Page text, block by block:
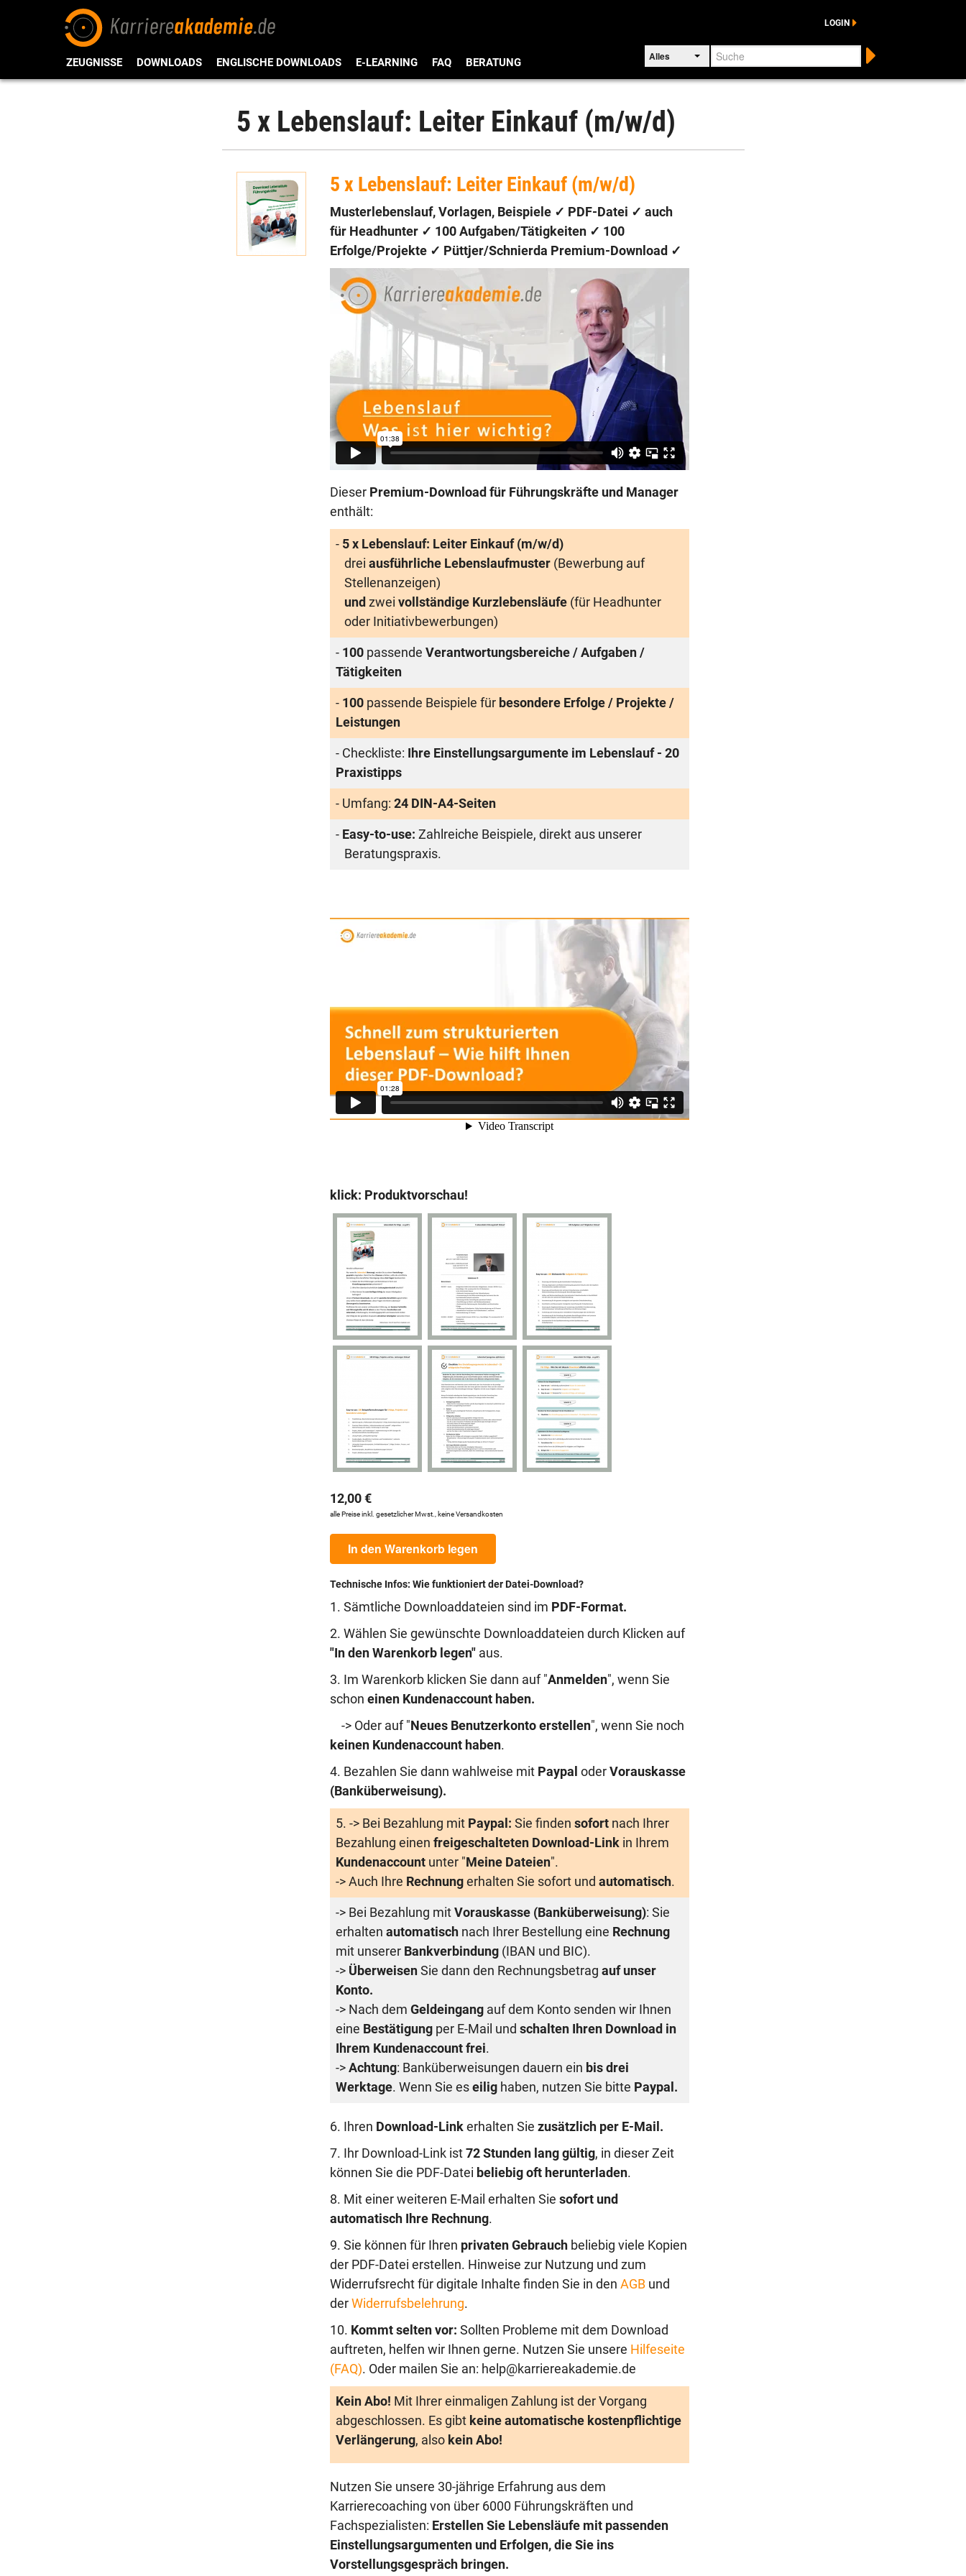
ZEUGNISSE DOWNLOADS ENGLISCHE DOWNLOADS E-LEARNING FAQ BERATUNG
LOGIN
Alles Suche
5 x Lebenslauf: Leiter Einkauf (m/w/d)
5 x Lebenslauf: Leiter Einkauf (m/w/d)
Musterlebenslauf, Vorlagen, Beispiele ✓ PDF-Datei ✓ auch
für Headhunter ✓ 100 Aufgaben/Tätigkeiten ✓ 100
Erfolge/Projekte ✓ Püttjer/Schnierda Premium-Download ✓
Dieser Premium-Download für Führungskräfte und Manager
enthält:
- 5 x Lebenslauf: Leiter Einkauf (m/w/d)
drei ausführliche Lebenslaufmuster(Bewerbung auf
Stellenanzeigen)
und zwei vollständige Kurzlebensläufe (für Headhunter
oder Initiativbewerbungen)
- 100 passende Verantwortungsbereiche / Aufgaben /
Tätigkeiten
- 100 passende Beispiele für besondere Erfolge / Projekte /
Leistungen
- Checkliste:
Ihre Einstellungsargumente im Lebenslauf - 20
Praxistipps
- Umfang: 24 DIN-A4-Seiten
- Easy-to-use: Zahlreiche Beispiele, direkt aus unserer
Beratungspraxis.
klick: Produktvorschau!
12,00 €
alle Preise inkl. gesetzlicher Mwst., keine Versandkosten
In den Warenkorb legen
Technische Infos: Wie funktioniert der Datei-Download?
1. Sämtliche Downloaddateien sind im PDF-Format.
2. Wählen Sie gewünschte Downloaddateien durch Klicken auf
"In den Warenkorb legen"aus.
3. Im Warenkorb klicken Sie dann auf "Anmelden", wenn Sie
schon einen Kundenaccount haben.
-> Oder auf " Neues Benutzerkonto erstellen", wenn Sie noch
keinen Kundenaccount haben.
4. Bezahlen Sie dann wahlweise mit Paypal oder Vorauskasse
(Banküberweisung).
5. -> Bei Bezahlung mit Paypal: Sie finden sofort nach Ihrer
Bezahlung einen freigeschalteten Download-Link in Ihrem
Kundenaccountunter " Meine Dateien".
-> Auch Ihre Rechnungerhalten Sie sofort und automatisch.
-> Bei Bezahlung mit Vorauskasse (Banküberweisung): Sie
erhalten automatischnach Ihrer Bestellung eine Rechnung
mit unserer Bankverbindung (IBAN und BIC).
-> Überweisen Sie dann den Rechnungsbetrag auf unser
Konto.
-> Nach dem Geldeingang auf dem Konto senden wir Ihnen
eine Bestätigung per E-Mail und schalten Ihren Download in
Ihrem Kundenaccount frei.
-> Achtung: Banküberweisungen dauern ein bis drei
Werktage. Wenn Sie es eilighaben, nutzen Sie bitte Paypal.
6. Ihren Download-Linkerhalten Sie zusätzlich per E-Mail.
7. Ihr Download-Link ist 72 Stunden lang gültig, in dieser Zeit
können Sie die PDF-Datei beliebig oft herunterladen.
8. Mit einer weiteren E-Mail erhalten Sie sofort und
automatisch Ihre Rechnung.
9. Sie können für Ihren privaten Gebrauch beliebig viele Kopien
der PDF-Datei erstellen. Hinweise zur Nutzung und zum
Widerrufsrecht für digitale Inhalte finden Sie in den AGB und
der Widerrufsbelehrung.
10. Kommt selten vor: Sollten Probleme mit dem Download
auftreten, helfen wir Ihnen gerne. Nutzen Sie unsere Hilfeseite
(FAQ). Oder mailen Sie an: help@karriereakademie.de
Kein Abo! Mit Ihrer einmaligen Zahlung ist der Vorgang
abgeschlossen. Es gibt keine automatische kostenpflichtige
Verlängerung, alsokein Abo!
Nutzen Sie unsere 30-jährige Erfahrung aus dem
Karrierecoaching von über 6000 Führungskräften und
Fachspezialisten: Erstellen Sie Lebensläufe mit passenden
Einstellungsargumenten und Erfolgen, die Sie ins
Vorstellungsgespräch bringen.